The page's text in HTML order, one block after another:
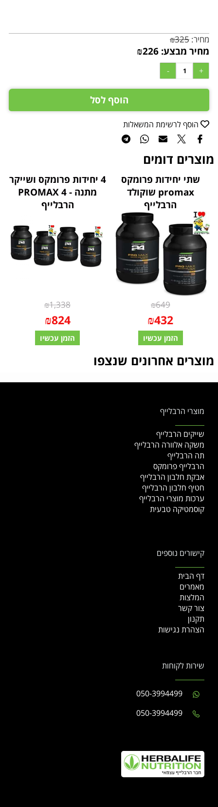
מחיר: ₪325
מחיר מבצע: ₪226
הוסף לסל
הוסף לרשימת המשאלות
מוצרים דומים
שתי יחידות פרומקס
promax שוקולד
הרבלייף
₪649
₪432
הזמן עכשיו
4 יחידות פרומקס ושייקר
מתנה - PROMAX 4
הרבלייף
₪1,338
₪824
הזמן עכשיו
מוצרים אחרונים שנצפו
מוצרי הרבלייף
שייקים הרבלייף
משקה אלוורה הרבלייף
תה הרבלייף
הרבלייף פרומקס
אבקת חלבון הרבלייף
חטיף חלבון הרבלייף
ערכות מוצרי הרבלייף
קוסמטיקה טבעית
קישורים נוספים
דף הבית
מאמרים
המלצות
צור קשר
תקנון
הצהרת נגישות
שירות לקוחות